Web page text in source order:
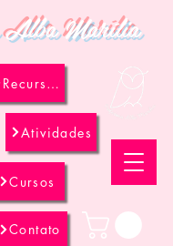
Alba Marília
Cursos
Atividades
Contato
Recursos